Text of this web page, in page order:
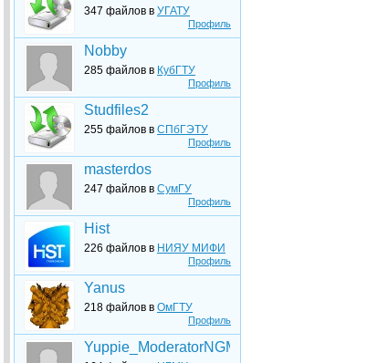
Профиль
347 файлов в УГАТУ
Профиль
Nobby
285 файлов в КубГТУ
Профиль
Studfiles2
255 файлов в СПбГЭТУ
Профиль
masterdos
247 файлов в СумГУ
Профиль
Hist
226 файлов в НИЯУ МИФИ
Профиль
Yanus
218 файлов в ОмГТУ
Yuppie_ModeratorNGMU